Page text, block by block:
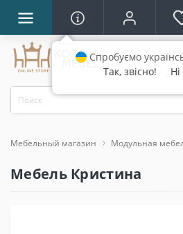
Мебельный магазин Модульная
Мебель Кристина
Спробуємо
Так, звісно!
Ні